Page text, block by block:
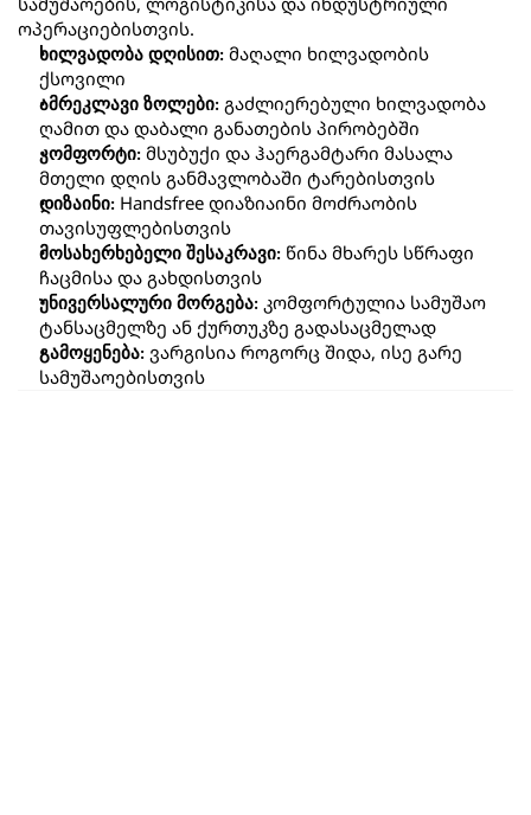
ოპერაციებისთვის.
ხილვადობა დღისით: მაღალი ხილვადობის
ქსოვილი
ამრეკლავი ზოლები: გაძლიერებული ხილვადობა
ღამით და დაბალი განათების პირობებში
კომფორტი: მსუბუქი და ჰაერგამტარი მასალა
მთელი დღის განმავლობაში ტარებისთვის
დიზაინი: Handsfree დიაზიაინი მოძრაობის
თავისუფლებისთვის
მოსახერხებელი შესაკრავი: წინა მხარეს სწრაფი
ჩაცმისა და გახდისთვის
უნივერსალური მორგება: კომფორტულია სამუშაო
ტანსაცმელზე ან ქურთუკზე გადასაცმელად
გამოყენება: ვარგისია როგორც შიდა, ისე გარე
სამუშაოებისთვის